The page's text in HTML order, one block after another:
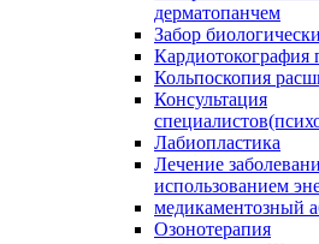
дерматопанчем
Забор
Кардиотокография
Кольпоскопия
Консультация
Лабиопластика
Лечение
использованием
медикаментозный
Озонотерапия